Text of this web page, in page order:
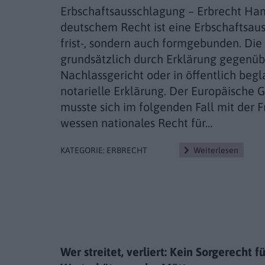
Erbschaftsausschlagung – Erbrecht
deutschem Recht ist eine
frist-, sondern auch formgebunden.
grundsätzlich durch Erklärung
Nachlassgericht oder in öffentlich
notarielle Erklärung. Der Europäische
musste sich im folgenden Fall mit der
wessen nationales Recht für…
KATEGORIE: ERBRECHT Weiterlesen
Wer streitet, verliert: Kein Sorgerecht